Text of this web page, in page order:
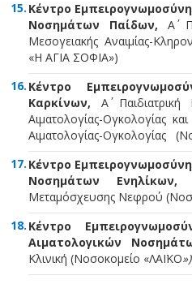
Κέντρο
Νοσημάτων Παίδων, Α΄
Μεσογειακής Αναιμίας-
«Η ΑΓΙΑ ΣΟΦΙΑ»)
Κέντρο
Καρκίνων, Α΄ Παιδιατρική
Αιματολογίας-Ογκολογίας
Αιματολογίας-Ογκολογίας
Κέντρο
Νοσημάτων Ενηλίκων,
Μεταμόσχευσης Νεφρού
Κέντρο
Αιματολογικών
Κλινική (Νοσοκομείο «ΛΑΪΚΟ»)